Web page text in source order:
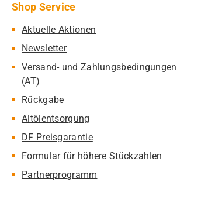
Shop Service
Aktuelle Aktionen
Newsletter
Versand- und Zahlungsbedingungen
(AT)
Rückgabe
Altölentsorgung
DF Preisgarantie
Formular für höhere Stückzahlen
Partnerprogramm